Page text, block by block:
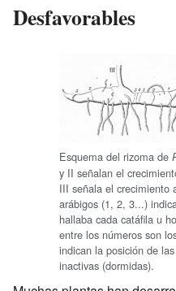
Desfavorables
Esquema del rizoma de
y II señalan el
III señala el crecimiento
arábigos (1, 2, 3...)
hallaba cada catáfila u
entre los números son
indican la posición de
inactivas (dormidas).